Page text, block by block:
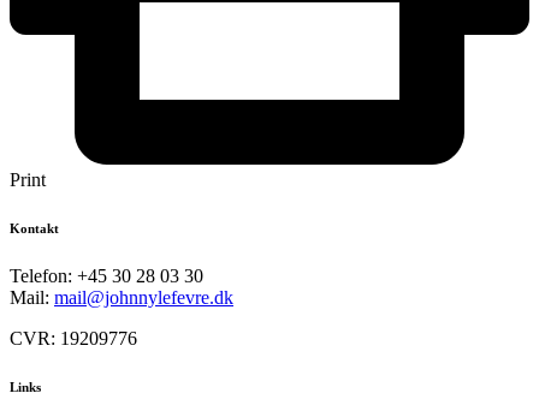
Print
Kontakt
Telefon: +45 30 28 03 30
Mail: mail@johnnylefevre.dk
CVR: 19209776
Links